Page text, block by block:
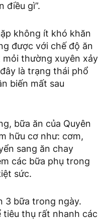
điều gì”.
không ít khó khăn
được với chế độ ăn
thường xuyên xảy
là trạng thái phổ
biến mất sau
bữa ăn của Quyên
hữu cơ như: cơm,
sang ăn chay
các bữa phụ trong
sức.
3 bữa trong ngày.
thụ rất nhanh các